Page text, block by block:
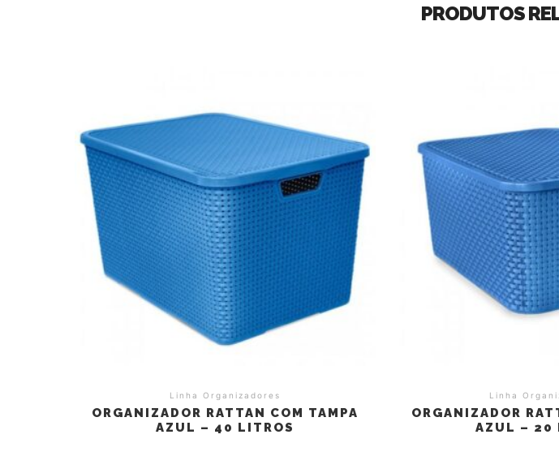
PRODUTOS
Linha Organizadores
ORGANIZADOR RATTAN COM TAMPA
AZUL – 40 LITROS
Linha
ORGANIZADOR
AZUL – 20